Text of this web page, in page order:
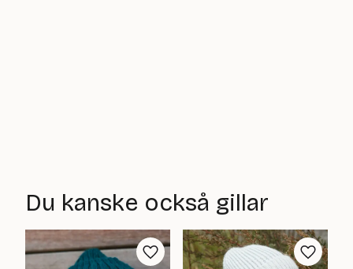
Du kanske också gillar